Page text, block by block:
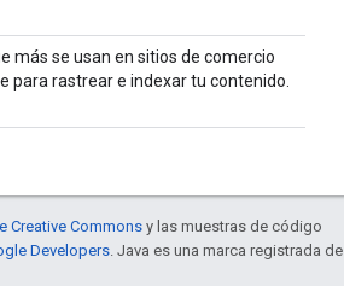
más se usan en sitios de comercio
para rastrear e indexar tu contenido.
Creative Commonsy las muestras de código
Developers . Java es una marca registrada de